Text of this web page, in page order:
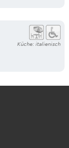
Küche: italienisch